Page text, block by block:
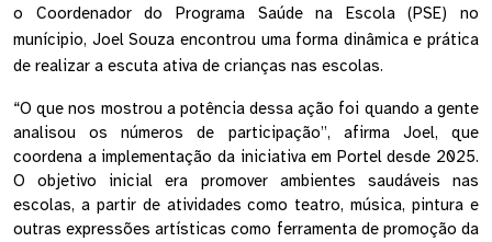
o Coordenador do Programa Saúde na Escola (PSE) no
munícipio, Joel Souza encontrou uma forma dinâmica e prática
de realizar a escuta ativa de crianças nas escolas.
“O que nos mostrou a potência dessa ação foi quando a gente
analisou os números de participação”, afirma Joel, que
coordena a implementação da iniciativa em Portel desde 2025.
O objetivo inicial era promover ambientes saudáveis nas
escolas, a partir de atividades como teatro, música, pintura e
outras expressões artísticas como ferramenta de promoção da